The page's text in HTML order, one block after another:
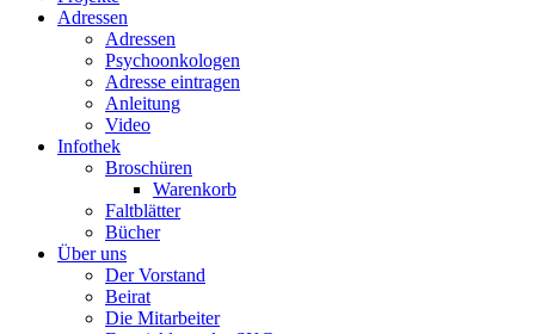
Adressen
Adressen
Psychoonkologen
Adresse eintragen
Anleitung
Video
Infothek
Broschüren
Warenkorb
Faltblätter
Bücher
Über uns
Der Vorstand
Beirat
Die Mitarbeiter